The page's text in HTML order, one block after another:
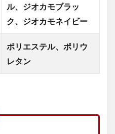
ル、ジオカモブラッ
ク、ジオカモネイビー
ポリエステル、ポリウ
レタン